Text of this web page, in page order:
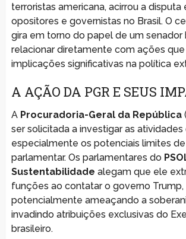
terroristas americana, acirrou a disputa
opositores e governistas no Brasil. O
gira em torno do papel de um senador
relacionar diretamente com ações
implicações significativas na política
A AÇÃO DA PGR E SEUS
A Procuradoria-Geral da República
ser solicitada a investigar as atividades
especialmente os potenciais limites
parlamentar. Os parlamentares do
Sustentabilidade alegam que ele
funções ao contatar o governo Trump,
potencialmente ameaçando a
invadindo atribuições exclusivas do
brasileiro.